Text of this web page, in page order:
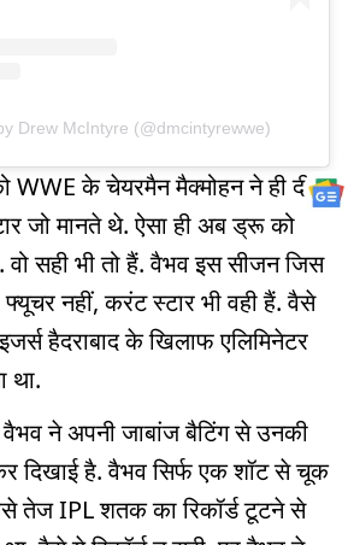
Drew McIntyre (@dmcintyrewwe)
के चेयरमैन मैक्मोहन ने ही दी
जो मानते थे. ऐसा ही अब ड्रू को
सही भी तो हैं. वैभव इस सीजन जिस
नहीं, करंट स्टार भी वही हैं. वैसे
हैदराबाद के ख‍िलाफ एलिमिनेटर
था.
ने अपनी जाबांज बैटिंग से उनकी
दिखाई है. वैभव सिर्फ एक शॉट से चूक
तेज IPL शतक का रिकॉर्ड टूटने से